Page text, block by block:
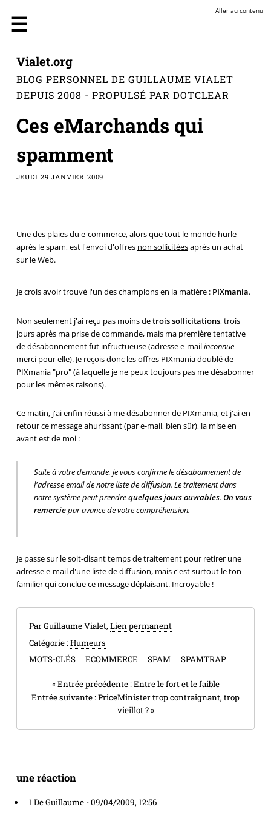
Aller au contenu
Vialet.org
BLOG PERSONNEL DE GUILLAUME VIALET
DEPUIS 2008 - PROPULSÉ PAR DOTCLEAR
Ces eMarchands qui
spamment
JEUDI 29 JANVIER 2009
Une des plaies du e-commerce, alors que tout le monde hurle
après le spam, est l'envoi d'offres non sollicitéesaprès un achat
sur le Web.
Je crois avoir trouvé l'un des champions en la matière : PIXmania.
Non seulement j'ai reçu pas moins detrois sollicitations, trois
jours après ma prise de commande, mais ma première tentative
de désabonnement fut infructueuse (adresse e-mailinconnue-
merci pour elle). Je reçois donc les offres PIXmania doublé de
PIXmania "pro" (à laquelle je ne peux toujours pas me désabonner
pour les mêmes raisons).
Ce matin, j'ai enfin réussi à me désabonner de PIXmania, et j'ai en
retour ce message ahurissant (par e-mail, bien sûr), la mise en
avant est de moi :
Suite à votre demande, je vous confirme le désabonnement de
l'adresse email de notre liste de diffusion. Le traitement dans
notre système peut prendrequelques jours ouvrables.On vous
remerciepar avance de votre compréhension.
Je passe sur le soit-disant temps de traitement pour retirer une
adresse e-mail d'une liste de diffusion, mais c'est surtout le ton
familier qui conclue ce message déplaisant. Incroyable !
Par Guillaume Vialet, Lien permanent
Catégorie :Humeurs
MOTS-CLÉS
ECOMMERCE SPAM SPAMTRAP
«Entrée précédente :Entre le fort et le faible
Entrée suivante :PriceMinister trop contraignant, trop
vieillot ?»
une réaction
1 DeGuillaume-09/04/2009, 12:56